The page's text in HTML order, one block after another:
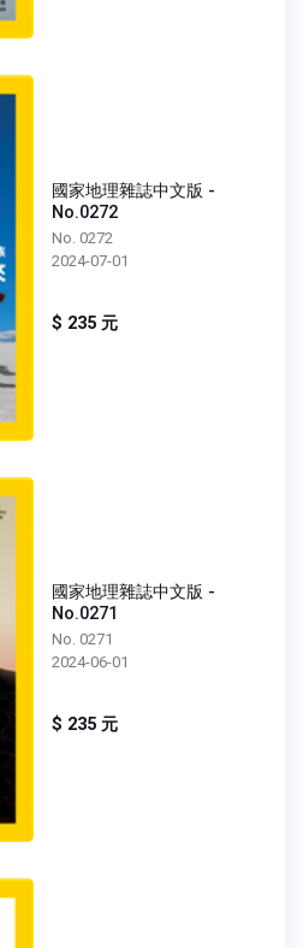
國家地理雜誌中文版 -
No.0272
No. 0272
2024-07-01
$ 235 元
國家地理雜誌中文版 -
No.0271
No. 0271
2024-06-01
$ 235 元